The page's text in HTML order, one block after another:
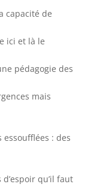
capacité de
ici et là le
pédagogie des
mais
essoufflées : des
qu’il faut